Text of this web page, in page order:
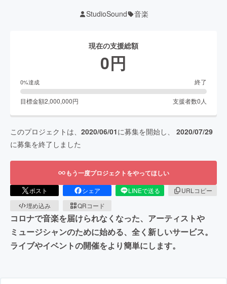
StudioSound 音楽
現在の支援総額
0円
0%達成 終了
目標金額2,000,000円 支援者数0 人
このプロジェクトは、 2020/06/01に募集を開始し、 2020/07/29
に募集を終了しました
もう一度プロジェクトをやってほしい
ポスト シェア LINEで送る
URLコピー
埋め込み
QRコード
コロナで音楽を届けられなくなった、アーティストや
ミュージシャンのために始める、全く新しいサービス。
ライブやイベントの開催をより簡単にします。